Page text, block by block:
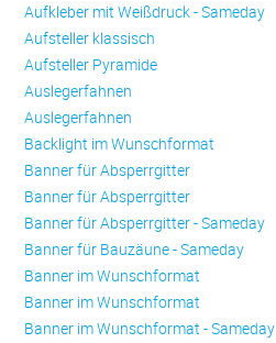
Aufkleber mit Weißdruck - Sameday
Aufsteller klassisch
Aufsteller Pyramide
Auslegerfahnen
Auslegerfahnen
Backlight im Wunschformat
Banner für Absperrgitter
Banner für Absperrgitter
Banner für Absperrgitter - Sameday
Banner für Bauzäune - Sameday
Banner im Wunschformat
Banner im Wunschformat
Banner im Wunschformat - Sameday